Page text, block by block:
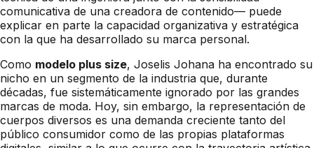
comunicativa de una creadora de contenido— puede
explicar en parte la capacidad organizativa y estratégica
con la que ha desarrollado su marca personal.
Como modelo plus size, Joselis Johana ha encontrado su
nicho en un segmento de la industria que, durante
décadas, fue sistemáticamente ignorado por las grandes
marcas de moda. Hoy, sin embargo, la representación de
cuerpos diversos es una demanda creciente tanto del
público consumidor como de las propias plataformas